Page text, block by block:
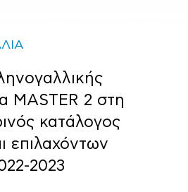
MASTER 2 στη
κατάλογος
επιλαχόντων
2023